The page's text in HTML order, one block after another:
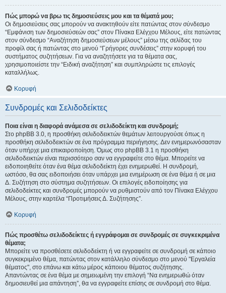
Πώς μπορώ να βρω τις δημοσιεύσεις μου και τα θέματά μου;
Οι δημοσιεύσεις σας μπορούν να ανακτηθούν είτε πατώντας στον σύνδεσμο
“Εμφάνιση των δημοσιεύσεών σας” στον Πίνακα Ελέγχου Μέλους, είτε πατώντας
στον σύνδεσμο “Αναζήτηση δημοσιεύσεων μέλους” μέσω της σελίδας του
προφίλ σας ή πατώντας στο μενού “Γρήγορες συνδέσεις” στην κορυφή του
συστήματος συζητήσεων. Για να αναζητήσετε για τα θέματα σας,
χρησιμοποιείστε την “Ειδική αναζήτηση” και συμπληρώστε τις επιλογές
καταλλήλως.
Κορυφή
Συνδρομές και Σελιδοδείκτες
Ποια είναι η διαφορά ανάμεσα σε σελιδοδείκτη και συνδρομή;
Στο phpBB 3.0, η προσθήκη σελιδοδεικτών θεμάτων λειτουργούσε όπως η
προσθήκη σελιδοδεικτών σε ένα πρόγραμμα περιήγησης. Δεν ενημερωνόσασταν
όταν υπήρχε μια επικαιροποίηση. Όμως στο phpBB 3.1 η προσθήκη
σελιδοδεικτών είναι περισσότερο σαν να εγγραφείτε στο θέμα. Μπορείτε να
ειδοποιηθείτε όταν ένα θέμα σελιδοδείκτη έχει ενημερωθεί. Η συνδρομή,
ωστόσο, θα σας ειδοποιήσει όταν υπάρχει μια ενημέρωση σε ένα θέμα ή σε μια
Δ. Συζήτηση στο σύστημα συζητήσεων. Οι επιλογές ειδοποίησης για
σελιδοδείκτες και συνδρομές μπορούν να ρυθμιστούν από τον Πίνακα Ελέγχου
Μέλους, στην καρτέλα “Προτιμήσεις Δ. Συζήτησης”.
Κορυφή
Πώς προσθέτω σελιδοδείκτες ή εγγράφομαι σε συνδρομές σε συγκεκριμένα
θέματα;
Μπορείτε να προσθέσετε σελιδοδείκτη ή να εγγραφείτε σε συνδρομή σε κάποιο
συγκεκριμένο θέμα, πατώντας στον κατάλληλο σύνδεσμο στο μενού "Εργαλεία
θέματος", στο επάνω και κάτω μέρος κάποιου θέματος συζήτησης.
Απαντώντας σε ένα θέμα με σημειωμένη την επιλογή “Να ενημερωθώ όταν
δημοσιευθεί μια απάντηση”, θα να εγγραφείτε επίσης σε συνδρομή στο θέμα.